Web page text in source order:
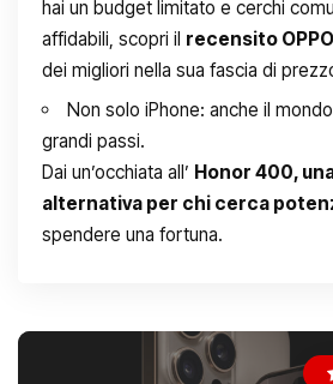
hai un budget limitato e cerchi
affidabili, scopri il recensito
dei migliori nella sua fascia di
Non solo iPhone: anche il
grandi passi.
Dai un’occhiata all’ Honor 400,
alternativa per chi cerca
spendere una fortuna.